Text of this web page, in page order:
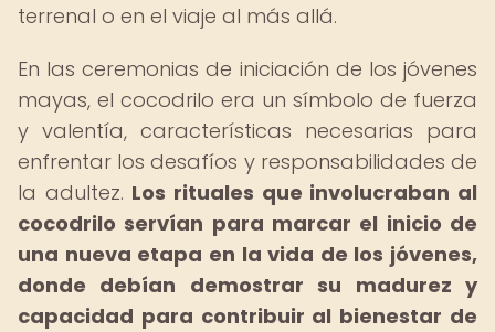
terrenal o en el viaje al más allá.
En las ceremonias de iniciación de los jóvenes
mayas, el cocodrilo era un símbolo de fuerza
y valentía, características necesarias para
enfrentar los desafíos y responsabilidades de
la adultez. Los rituales que involucraban al
cocodrilo servían para marcar el inicio de
una nueva etapa en la vida de los jóvenes,
donde debían demostrar su madurez y
capacidad para contribuir al bienestar de